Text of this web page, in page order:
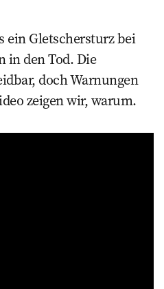
ein Gletschersturz bei
in den Tod. Die
doch Warnungen
zeigen wir, warum.